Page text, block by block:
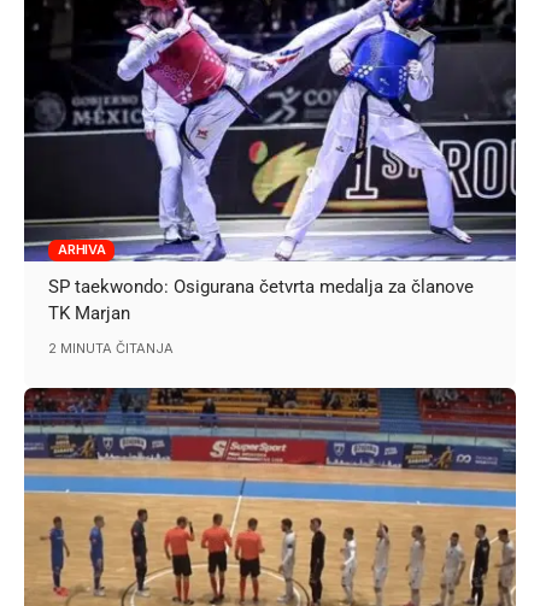
ARHIVA
SP taekwondo: Osigurana četvrta medalja za članove
TK Marjan
2 MINUTA ČITANJA